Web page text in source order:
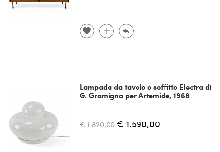
Lampada da tavolo o soffitto Electra di
G. Gramigna per Artemide, 1968
€ 1.820,00 € 1.590,00